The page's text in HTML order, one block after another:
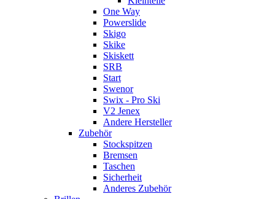
One Way
Powerslide
Skigo
Skike
Skiskett
SRB
Start
Swenor
Swix - Pro Ski
V2 Jenex
Andere Hersteller
Zubehör
Stockspitzen
Bremsen
Taschen
Sicherheit
Anderes Zubehör